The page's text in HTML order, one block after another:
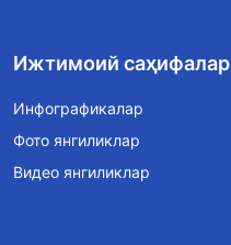
Ижтимоий саҳифалар
Инфографикалар
Фото янгиликлар
Видео янгиликлар